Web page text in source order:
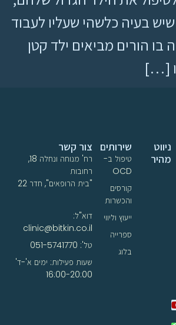
בעיה כלשהי שעליו לעבוד
בו הורים מביאים ילד קטן
[…]
שירותים
טיפול ב-
OCD
קורסים
והכשרות
ייעוץ וליווי
ספרייה
בלוג
ניווט
מהיר
צור קשר
רח' מנוחה ונחלה 18,
רחובות
"בית הרופאים", חדר 22
דוא"ל:
clinic@bitkin.co.il
טל': 051-5741770
שעות פעילות: ימים א'-ד'
16:00-20:00